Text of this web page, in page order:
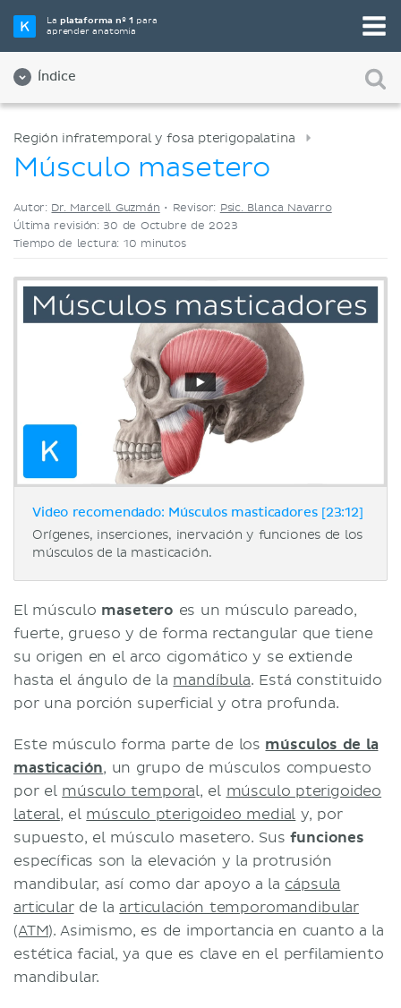
Laplataforma nº 1 para
aprender anatomía
Índice
Elige tu herramienta de estudio favorita
Videos
Región infratemporal y fosa pterigopalatina
Músculo masetero
Autor: Dr. Marcell Guzmán • Revisor: Psic. Blanca Navarro
Última revisión: 30 de Octubre de 2023
Tiempo de lectura: 10 minutos
Video recomendado: Músculos masticadores [23:12]
Orígenes, inserciones, inervación y funciones de los
músculos de la masticación.
El músculo masetero es un músculo pareado,
fuerte, grueso y de forma rectangular que tiene
su origen en el arco cigomático y se extiende
hasta el ángulo de la mandíbula. Está constituido
por una porción superficial y otra profunda.
Este músculo forma parte de los músculos de la
masticación, un grupo de músculos compuesto
por el músculo temporal, el músculo pterigoideo
lateral, el músculo pterigoideo medial y, por
supuesto, el músculo masetero. Susfunciones
específicas son la elevación y la protrusión
mandibular, así como dar apoyo a la cápsula
articularde la articulación temporomandibular
(ATM). Asimismo, es de importancia en cuanto a la
estética facial, ya que es clave en el perfilamiento
mandibular.